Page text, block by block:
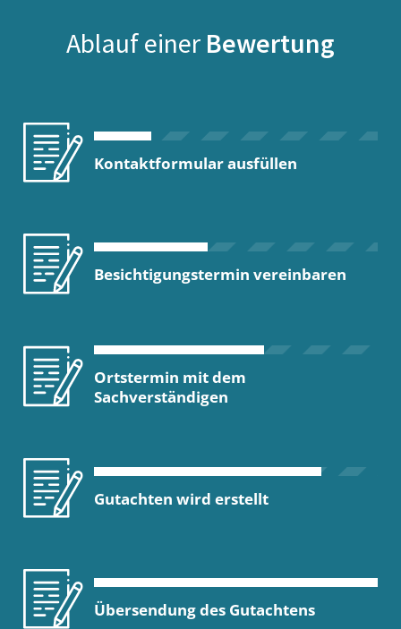
Ablauf einer Bewertung
Kontaktformular ausfüllen
Besichtigungstermin vereinbaren
Ortstermin mit dem
Sachverständigen
Gutachten wird erstellt
Übersendung des Gutachtens